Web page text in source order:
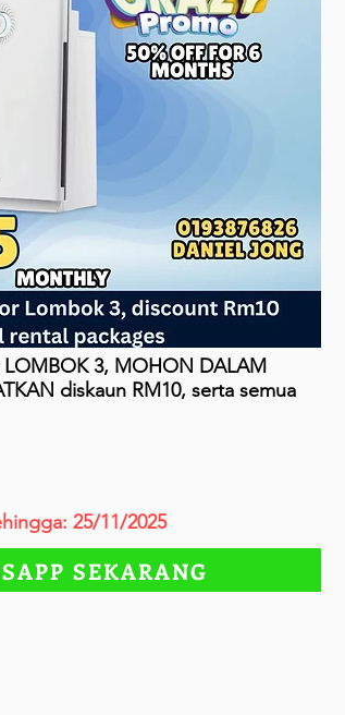
LOMBOK 3, MOHON DALAM
diskaun RM10, serta semua
25/11/2025
SEKARANG